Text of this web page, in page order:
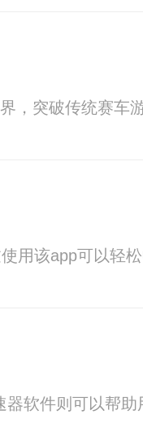
突破传统赛车
用该app可以轻松
软件则可以帮助